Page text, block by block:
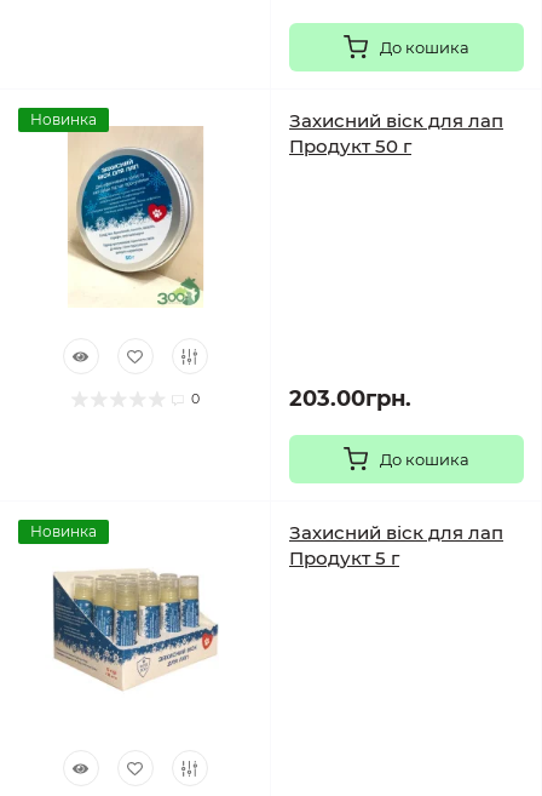
До кошика
Новинка
0
Захисний віск для лап
Продукт 50 г
203.00грн.
До кошика
Новинка
Захисний віск для лап
Продукт 5 г